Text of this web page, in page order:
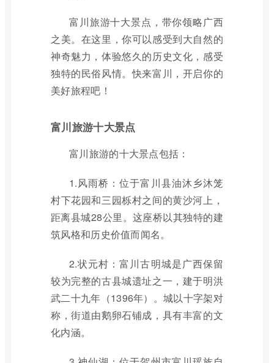
富川旅游十大景点，带你领略广西
之美。在这里，你可以感受到大自然的
神奇魅力，体验悠久的历史文化，感受
独特的民俗风情。快来富川，开启你的
美好旅程吧！
富川旅游十大景点
富川旅游的十大景点包括：
1.风雨桥：位于富川县油沐乡沐笼
村下花园和三园栎村之间的黄沙河上，
距离县城28公里。这座桥以其独特的建
筑风格和历史价值而闻名。
2.状元村：富川古明城是广西保留
较为完整的古县城遗址之一，建于明洪
武二十九年（1396年）。城以十字架对
称，街道由鹅卵石铺成，具有丰富的文
化内涵。